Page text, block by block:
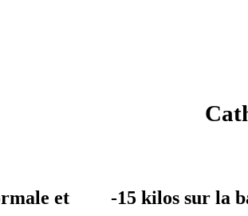
et
-15 kilos sur la